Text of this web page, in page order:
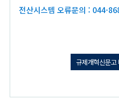
전산시스템 오류문의 : 044-
규제개혁신문고